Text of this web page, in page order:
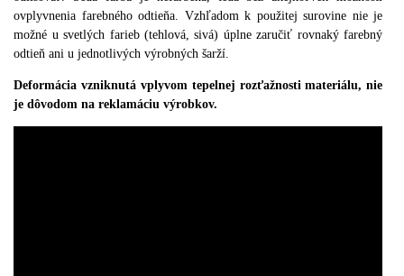
ovplyvnenia farebného odtieňa. Vzhľadom k použitej surovine nie je
možné u svetlých farieb (tehlová, sivá) úplne zaručiť rovnaký farebný
odtieň ani u jednotlivých výrobných šarží.
Deformácia vzniknutá vplyvom tepelnej rozťažnosti materiálu, nie
je dôvodom na reklamáciu výrobkov.